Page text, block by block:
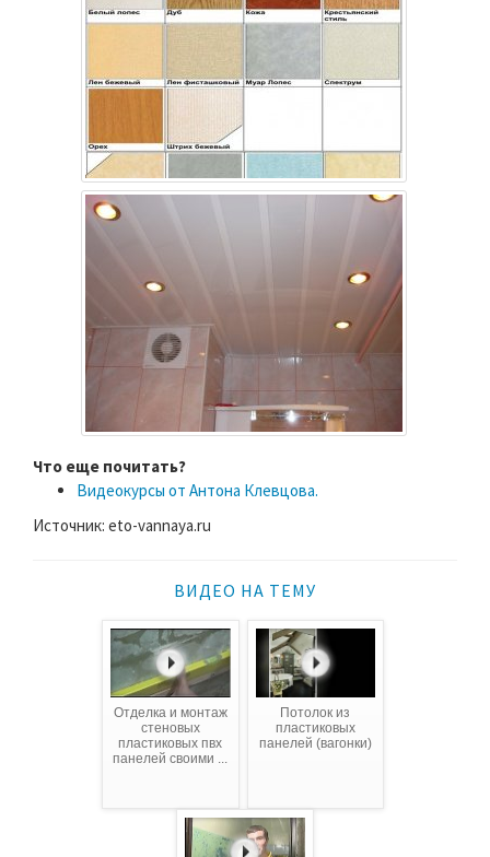
Что еще почитать?
Видеокурсы от Антона Клевцова.
Источник: eto-vannaya.ru
ВИДЕО НА ТЕМУ
Отделка и монтаж
стеновых
пластиковых пвх
панелей своими ...
Потолок из
пластиковых
панелей (вагонки)